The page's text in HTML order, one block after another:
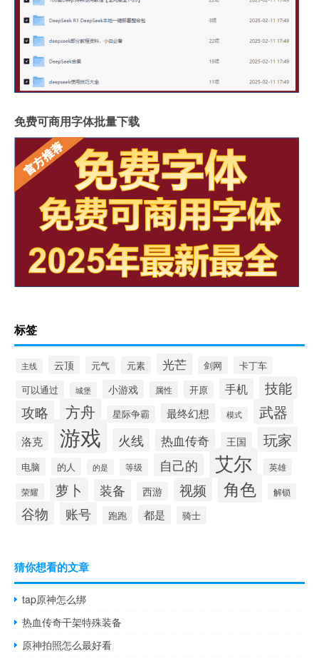
免费可商用字体批量下载
标签
主线 云顶 元气 元素 光芒 剑网
卡丁车
可以通过
城堡 小游戏 属性 开原 手机
技能
攻略
方舟 星际争霸 最终幻想 模式 武器
洛克 游戏 火线 热血传奇 王国 玩家
电脑 的人 的是 等级 自己的 艾尔 英雄
荣耀 萝卜 装备 西游 视频 角色 解锁
谷物 账号 跑跑 都是 骑士
猜你想看的文章
tap原神怎么绑
热血传奇干架特殊装备
原神拍照怎么最好看